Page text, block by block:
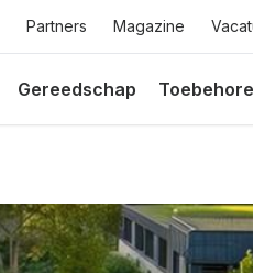
Partners Magazine
Gereedschap